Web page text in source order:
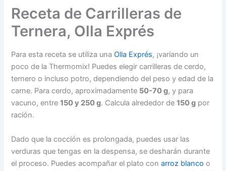
Receta de Carrilleras de
Ternera, Olla Exprés
Para esta receta se utiliza unaOlla Exprés, ¡variando un
poco de la Thermomix! Puedes elegir carrilleras de cerdo,
ternero o incluso potro, dependiendo del peso y edad de la
carne. Para cerdo, aproximadamente 50-70 g, y para
vacuno, entre150 y 250 g. Calcula alrededor de150 g por
ración.
Dado que la cocción es prolongada, puedes usar las
verduras que tengas en la despensa, se desharán durante
el proceso. Puedes acompañar el plato conarroz blanco o